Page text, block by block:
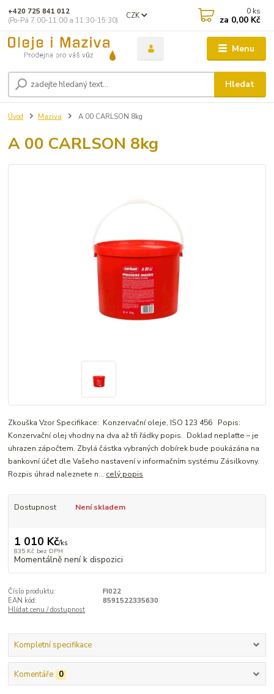
Menu
CZK
Hledat
+420 725 841 012
(Po-Pá 7:00-11:00 a 11:30-15:30)
0 ks
za 0,00 Kč
Úvod Maziva A 00 CARLSON 8kg
A 00 CARLSON 8kg
Zkouška Vzor Specifikace: Konzervační oleje, ISO 123 456 Popis:
Konzervační olej vhodny na dva až tři řádky popis. Doklad neplaťte – je
uhrazen zápočtem. Zbylá částka vybraných dobírek bude poukázána na
bankovní účet dle Vašeho nastavení v informačním systému Zásilkovny.
Rozpis úhrad naleznete n... celý popis
Dostupnost Není skladem
1 010 Kč/ks
835 Kč bez DPH
Momentálně není k dispozici
Číslo produktu:
FI022
EAN kód:
8591522335630
Hlídat cenu / dostupnost
Kompletní specifikace
Komentáře 0